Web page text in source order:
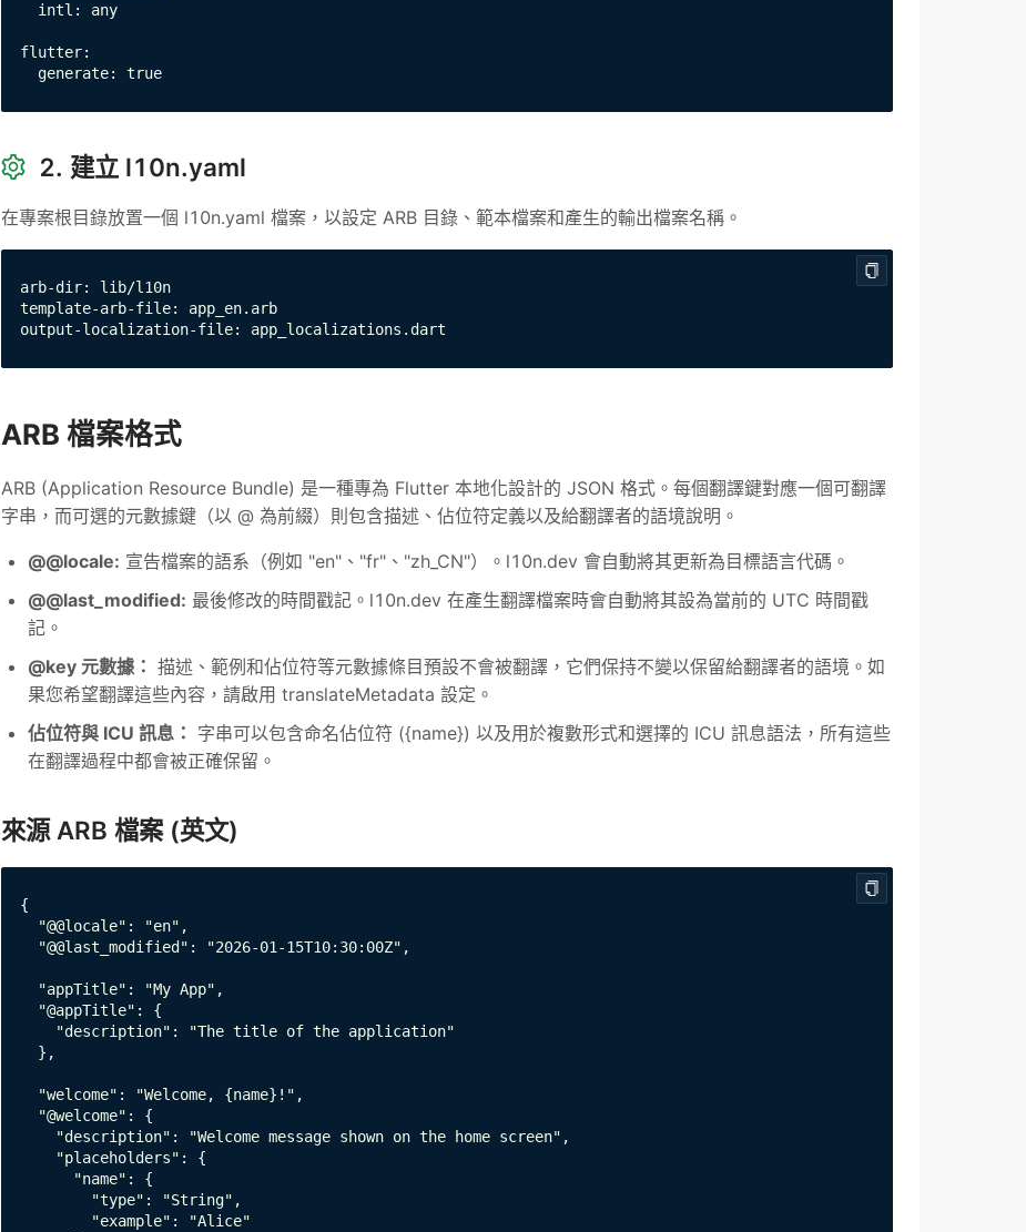
  intl: any
flutter:
  generate: true
2. 建立 l10n.yaml
在專案根目錄放置一個 l10n.yaml 檔案，以設定 ARB 目錄、範本檔案和產生的輸出檔案名稱。
arb-dir: lib/l10n
template-arb-file: app_en.arb
output-localization-file: app_localizations.dart
ARB 檔案格式
ARB (Application Resource Bundle) 是一種專為 Flutter 本地化設計的 JSON 格式。每個翻譯鍵對應一個可翻譯
字串，而可選的元數據鍵（以 @ 為前綴）則包含描述、佔位符定義以及給翻譯者的語境說明。
@@locale: 宣告檔案的語系（例如 "en"、"fr"、"zh_CN"）。l10n.dev 會自動將其更新為目標語言代碼。
@@last_modified: 最後修改的時間戳記。l10n.dev 在產生翻譯檔案時會自動將其設為當前的 UTC 時間戳
記。
@key 元數據： 描述、範例和佔位符等元數據條目預設不會被翻譯，它們保持不變以保留給翻譯者的語境。如
果您希望翻譯這些內容，請啟用 translateMetadata 設定。
佔位符與 ICU 訊息： 字串可以包含命名佔位符 ({name}) 以及用於複數形式和選擇的 ICU 訊息語法，所有這些
在翻譯過程中都會被正確保留。
來源 ARB 檔案 (英文)
{
  "@@locale": "en",
  "@@last_modified": "2026-01-15T10:30:00Z",
  "appTitle": "My App",
  "@appTitle": {
    "description": "The title of the application"
  },
  "welcome": "Welcome, {name}!",
  "@welcome": {
    "description": "Welcome message shown on the home screen",
    "placeholders": {
      "name": {
        "type": "String",
        "example": "Alice"